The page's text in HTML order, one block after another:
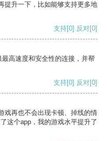
提升一下，比如能够支持更多地
支持[0] 反对[0]
高速度和安全性的连接，并帮
支持[0] 反对[0]
戏再也不会出现卡顿、掉线的情
这个app，我的游戏水平提升了